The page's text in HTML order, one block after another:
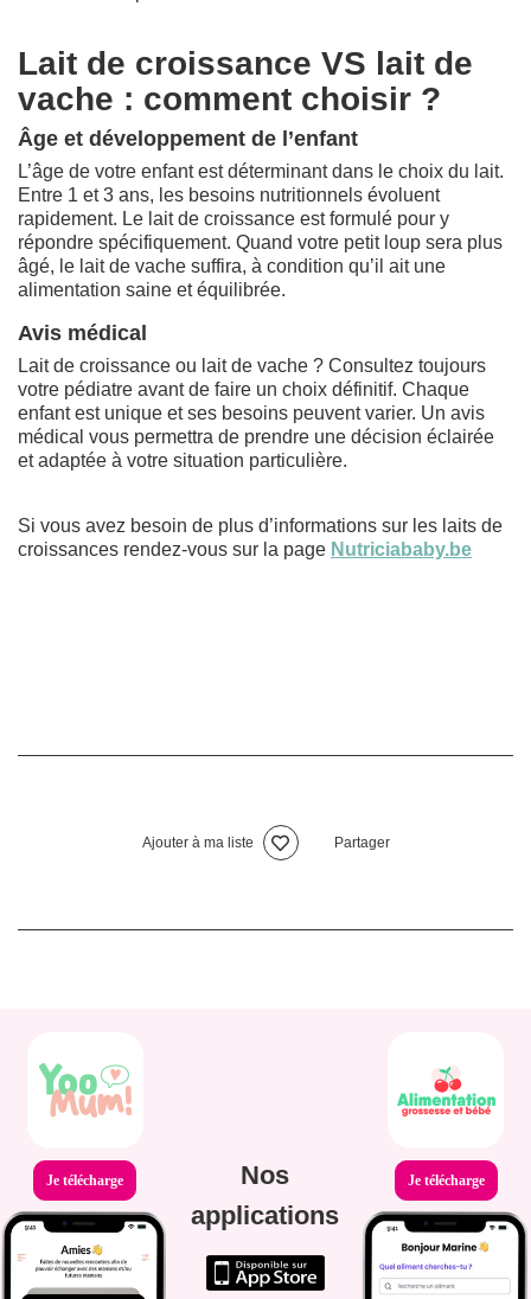
Lait de croissance VS lait de
vache : comment choisir ?
Âge et développement de l’enfant
L’âge de votre enfant est déterminant dans le choix du lait.
Entre 1 et 3 ans, les besoins nutritionnels évoluent
rapidement. Le lait de croissance est formulé pour y
répondre spécifiquement. Quand votre petit loup sera plus
âgé, le lait de vache suffira, à condition qu’il ait une
alimentation saine et équilibrée.
Avis médical
Lait de croissance ou lait de vache ? Consultez toujours
votre pédiatre avant de faire un choix définitif. Chaque
enfant est unique et ses besoins peuvent varier. Un avis
médical vous permettra de prendre une décision éclairée
et adaptée à votre situation particulière.
Si vous avez besoin de plus d’informations sur les laits de
croissances rendez-vous sur la page Nutriciababy.be
Ajouter à ma liste Partager
Je télécharge
Nos
applications
Je télécharge